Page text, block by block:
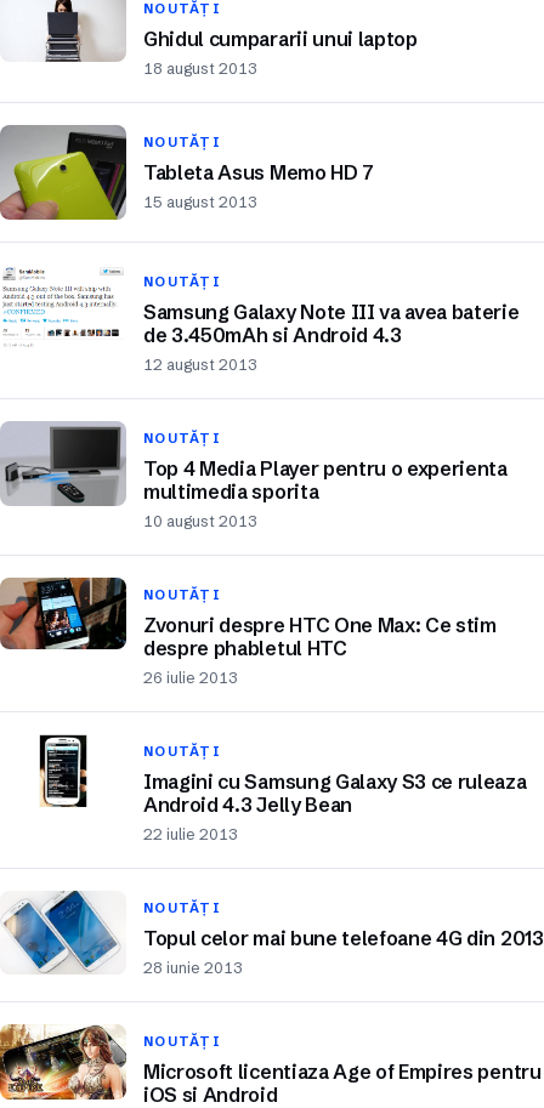
NOUTĂȚI
Ghidul cumpararii unui laptop
18 august 2013
NOUTĂȚI
Tableta Asus Memo HD 7
15 august 2013
NOUTĂȚI
Samsung Galaxy Note III va avea baterie
de 3.450mAh si Android 4.3
12 august 2013
NOUTĂȚI
Top 4 Media Player pentru o experienta
multimedia sporita
10 august 2013
NOUTĂȚI
Zvonuri despre HTC One Max: Ce stim
despre phabletul HTC
26 iulie 2013
NOUTĂȚI
Imagini cu Samsung Galaxy S3 ce ruleaza
Android 4.3 Jelly Bean
22 iulie 2013
NOUTĂȚI
Topul celor mai bune telefoane 4G din 2013
28 iunie 2013
NOUTĂȚI
Microsoft licentiaza Age of Empires pentru
iOS si Android